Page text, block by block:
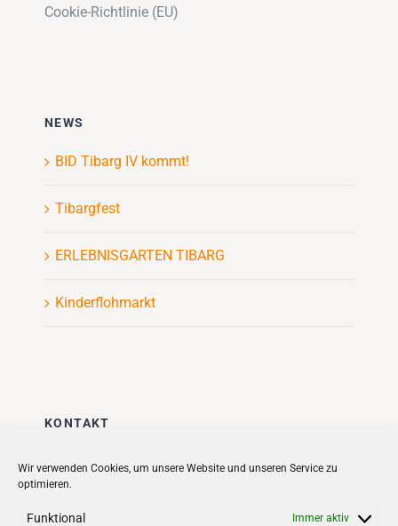
Wir verwenden Cookies, um unsere Website und unseren Service zu
optimieren.
Funktional Immer aktiv
Cookie-Richtlinie (EU)
NEWS
BID Tibarg IV kommt!
Tibargfest
ERLEBNISGARTEN TIBARG
Kinderflohmarkt
KONTAKT
Stadt + Handel City- und
Quartiersmanagement